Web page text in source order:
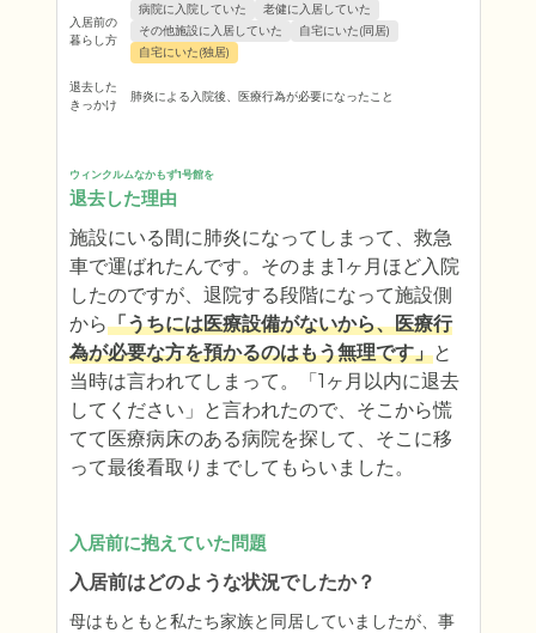
入居前の
暮らし方
病院に入院していた
老健に入居していた
その他施設に入居していた
自宅にいた(同居)
自宅にいた(独居)
退去した
きっかけ
肺炎による入院後、医療行為が必要になったこと
ウィンクルムなかもず1号館を
退去した理由
施設にいる間に肺炎になってしまって、救急
車で運ばれたんです。そのまま1ヶ月ほど入院
したのですが、退院する段階になって施設側
から「うちには医療設備がないから、医療行
為が必要な方を預かるのはもう無理です」と
当時は言われてしまって。「1ヶ月以内に退去
してください」と言われたので、そこから慌
てて医療病床のある病院を探して、そこに移
って最後看取りまでしてもらいました。
入居前に抱えていた問題
入居前はどのような状況でしたか？
母はもともと私たち家族と同居していましたが、事